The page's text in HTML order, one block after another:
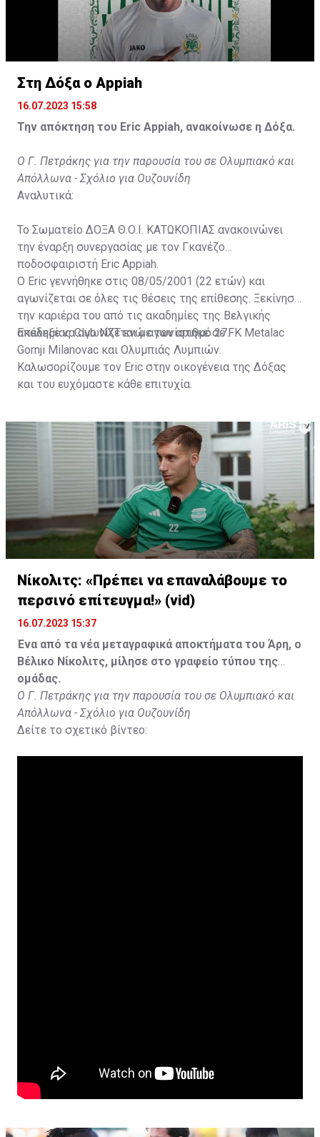
Στη Δόξα ο Appiah
16.07.2023 15:58
Την απόκτηση του Eric Appiah, ανακοίνωσε η Δόξα.
Ο Γ. Πετράκης για την παρουσία του σε Ολυμπιακό και
Απόλλωνα - Σχόλιο για Ουζουνίδη
Αναλυτικά:
Το Σωματείο ΔΟΞΑ Θ.Ο.Ι. ΚΑΤΩΚΟΠΙΑΣ ανακοινώνει
την έναρξη συνεργασίας με τον Γκανέζο
ποδοσφαιριστή Eric Appiah.
Ο Eric γεννήθηκε στις 08/05/2001 (22 ετών) και
αγωνίζεται σε όλες τις θέσεις της επίθεσης. Ξεκίνησε
την καριέρα του από τις ακαδημίες της Βελγικής
ακαδημίας Club NXT ενώ αγωνίστηκε σε FK Metalac
Gornji Milanovac και Ολυμπιάς Λυμπιών.
Επέλεξε να αγωνίζεται με τον αριθμό 27.
Καλωσορίζουμε τον Eric στην οικογένεια της Δόξας
και του ευχόμαστε κάθε επιτυχία.
Νίκολιτς: «Πρέπει να επαναλάβουμε το
περσινό επίτευγμα!» (vid)
16.07.2023 15:37
Ένα από τα νέα μεταγραφικά αποκτήματα του Άρη, ο
Βέλικο Νίκολιτς, μίλησε στο γραφείο τύπου της
ομάδας.
Ο Γ. Πετράκης για την παρουσία του σε Ολυμπιακό και
Απόλλωνα - Σχόλιο για Ουζουνίδη
Δείτε το σχετικό βίντεο: